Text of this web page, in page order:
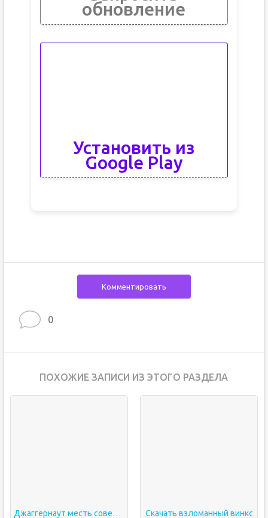
обновление
Установить из
Google Play
Комментировать
0
ПОХОЖИЕ ЗАПИСИ ИЗ ЭТОГО РАЗДЕЛА
Джаггернаут месть соверинга Скачать взломанный винкс